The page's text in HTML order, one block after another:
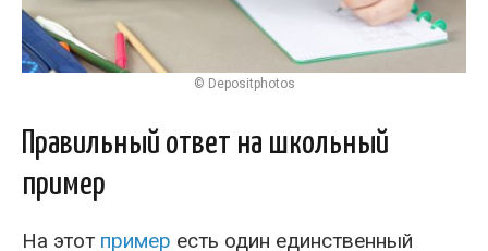
© Depositphotos
Правильный ответ на школьный
пример
На этот пример есть один единственный